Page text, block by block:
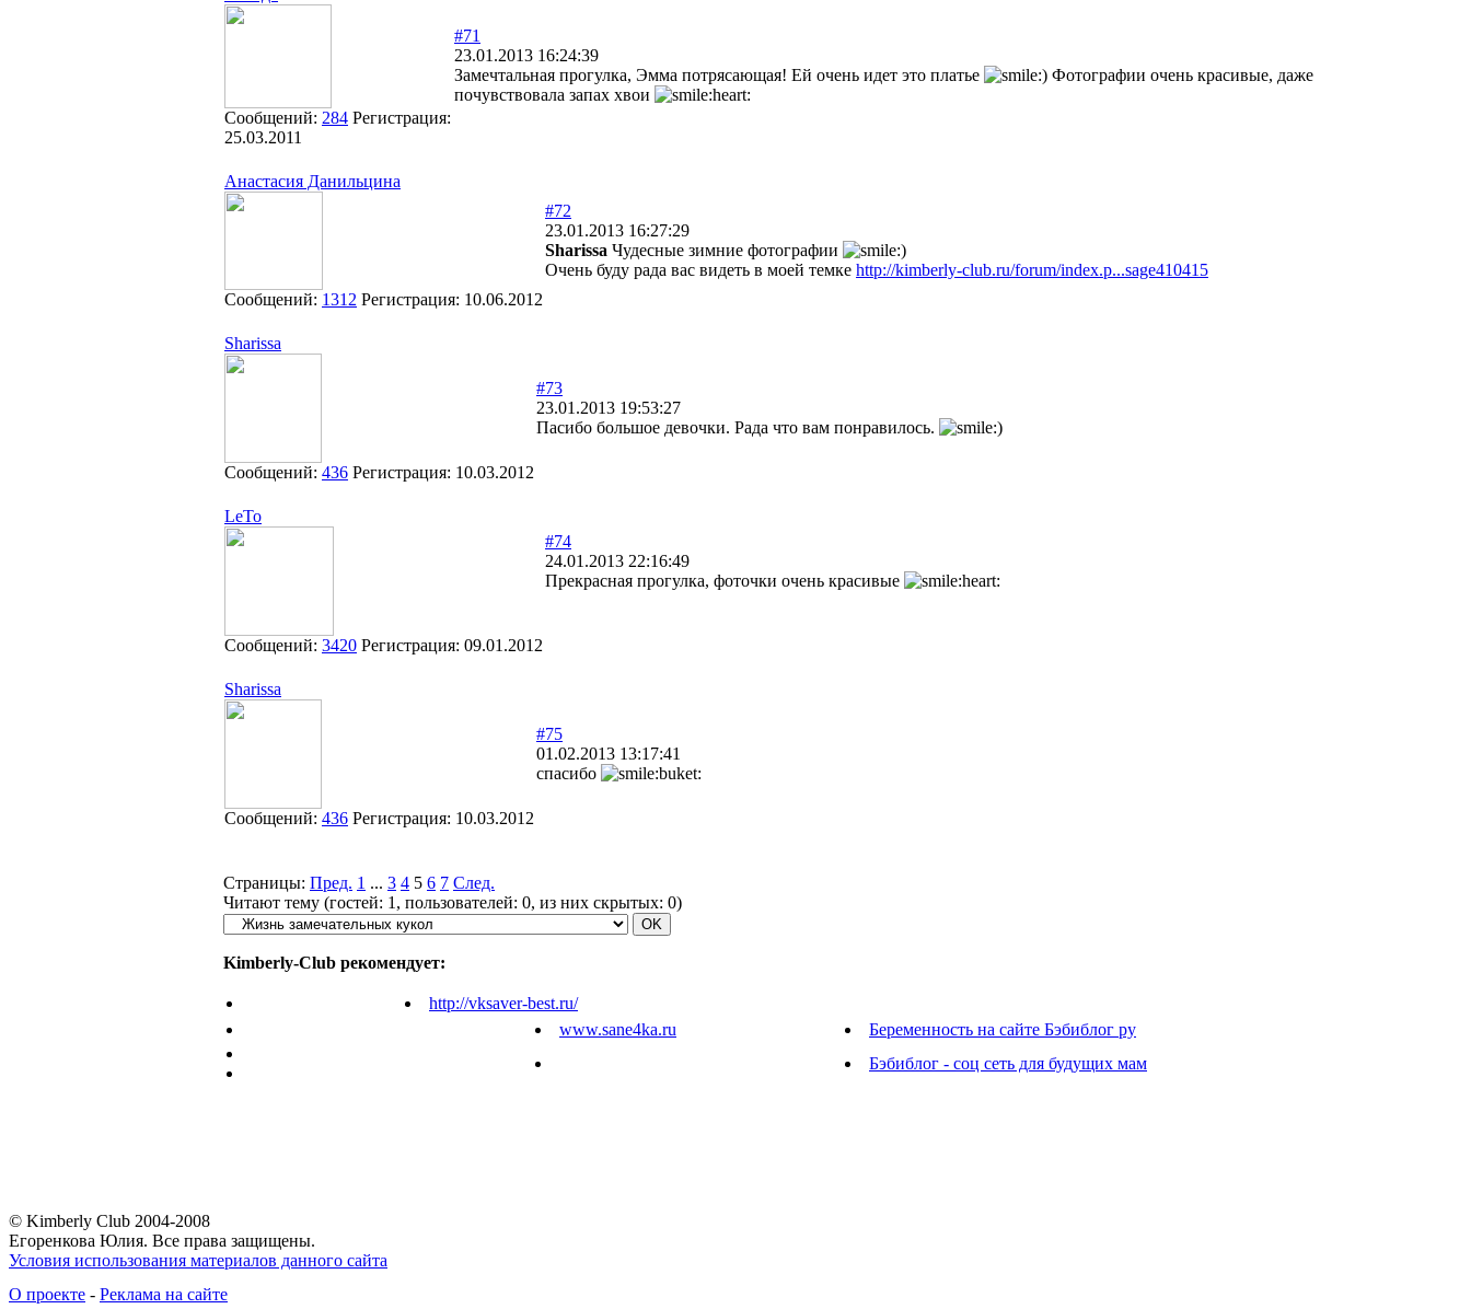
Сообщений: 284 Регистрация:
25.03.2011
#71
23.01.2013 16:24:39
Замечтальная прогулка, Эмма потрясающая! Ей очень идет это платье
Фотографии очень красивые, даже
почувствовала запах хвои
Анастасия Данильцина
Сообщений: 1312 Регистрация: 10.06.2012
#72
23.01.2013 16:27:29
Sharissa Чудесные зимние фотографии
Очень буду рада вас видеть в моей темке http://kimberly-club.ru/forum/index.p...sage410415
Sharissa
Сообщений: 436 Регистрация: 10.03.2012
#73
23.01.2013 19:53:27
Пасибо большое девочки. Рада что вам понравилось.
LeTo
Сообщений: 3420 Регистрация: 09.01.2012
#74
24.01.2013 22:16:49
Прекрасная прогулка, фоточки очень красивые
Sharissa
Сообщений: 436 Регистрация: 10.03.2012
#75
01.02.2013 13:17:41
спасибо
Страницы: Пред. 1 ... 3 4 5 6 7 След.
Читают тему (гостей: 1 , пользователей: 0, из них скрытых: 0)
Kimberly-Club рекомендует:
http://vksaver-best.ru/
www.sane4ka.ru
Беременность на сайте Бэбиблог ру
Бэбиблог - соц сеть для будущих мам
© Kimberly Club 2004-2008
Егоренкова Юлия. Все права защищены.
Условия использования материалов данного сайта
О проекте - Реклама на сайте